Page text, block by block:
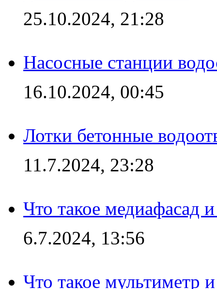
25.10.2024, 21:28
Насосные станции
16.10.2024, 00:45
Лотки бетонные
11.7.2024, 23:28
Что такое медиафасад
6.7.2024, 13:56
Что такое мультиметр